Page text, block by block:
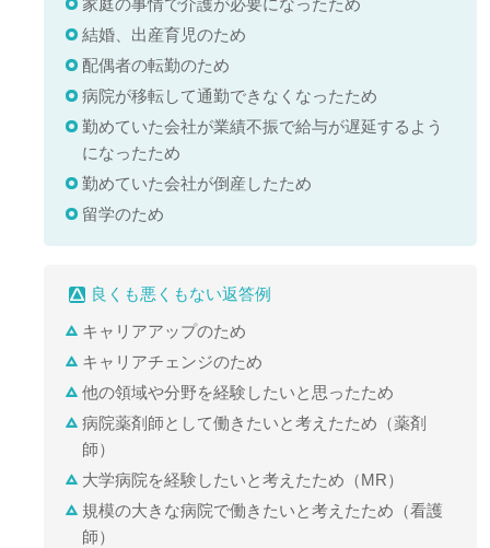
家庭の事情で介護が必要になったため
結婚、出産育児のため
配偶者の転勤のため
病院が移転して通勤できなくなったため
勤めていた会社が業績不振で給与が遅延するよう
になったため
勤めていた会社が倒産したため
留学のため
良くも悪くもない返答例
キャリアアップのため
キャリアチェンジのため
他の領域や分野を経験したいと思ったため
病院薬剤師として働きたいと考えたため（薬剤
師）
大学病院を経験したいと考えたため（MR）
規模の大きな病院で働きたいと考えたため（看護
師）